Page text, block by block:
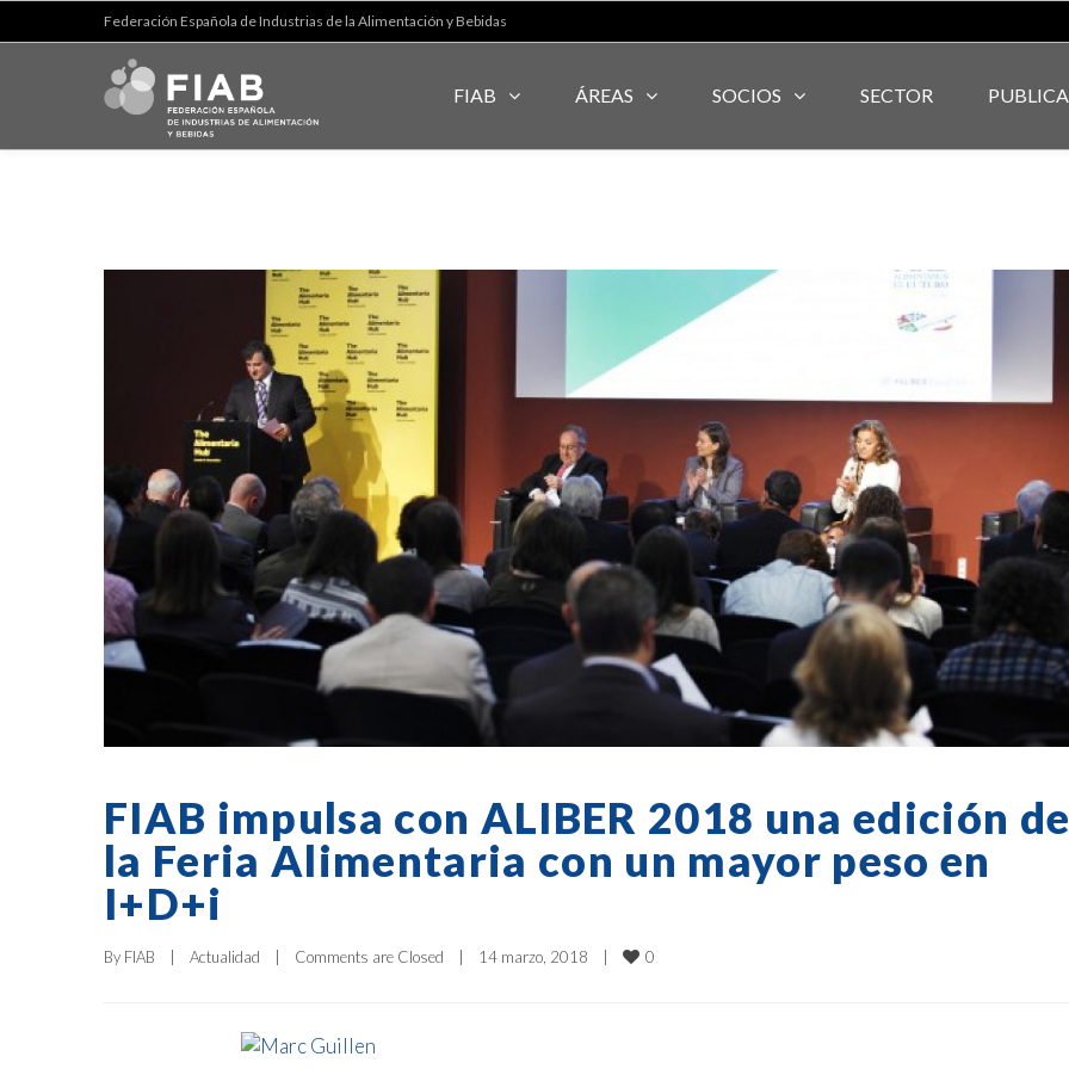
Federación Española de Industrias de la Alimentación y Bebidas
FIAB ÁREAS SOCIOS SECTOR
FIAB impulsa con ALIBER 2018 una edición
la Feria Alimentaria con un mayor peso en
I+D+i
By FIAB Actualidad Comments are Closed 14 marzo, 2018 0